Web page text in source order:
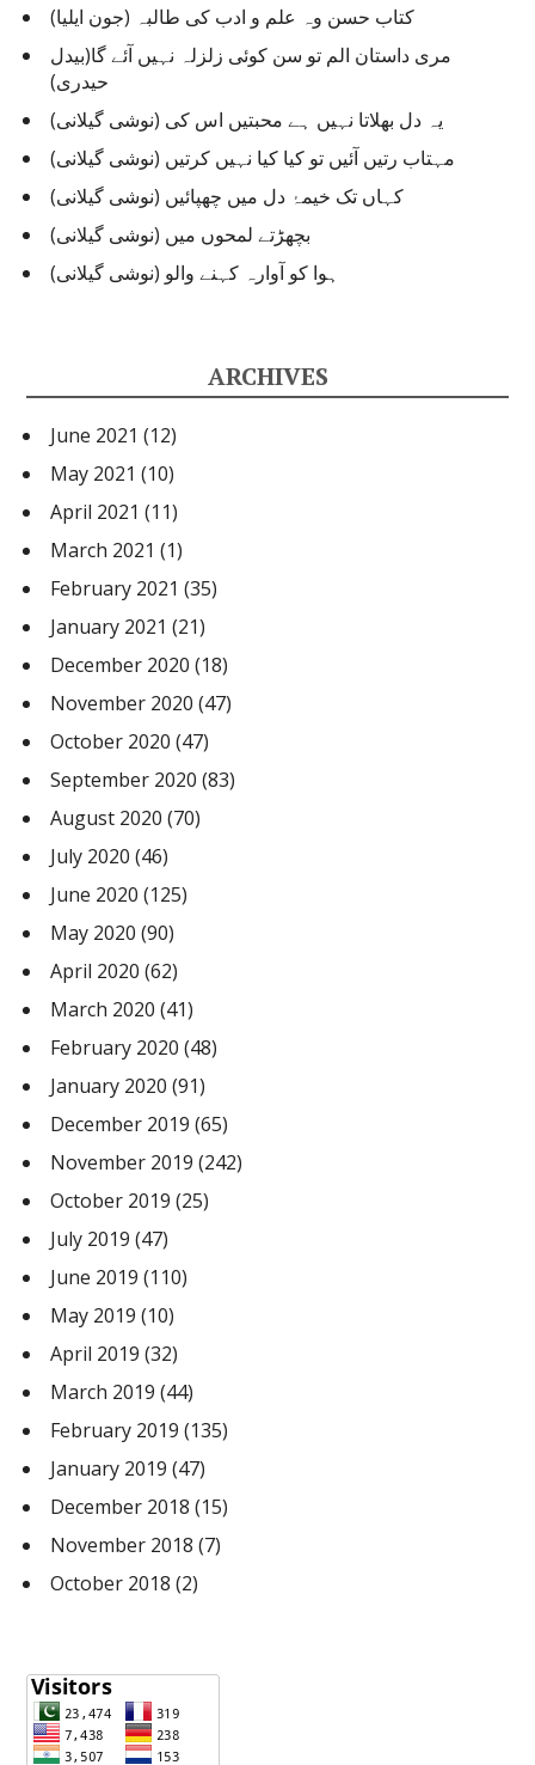
کتاب حسن وہ علم و ادب کی طالبہ (جون ایلیا)
مری داستان الم تو سن کوئی زلزلہ نہیں آئے گا(بیدل
حیدری)
یہ دل بھلاتا نہیں ہے محبتیں اس کی (نوشی گیلانی)
مہتاب رتیں آئیں تو کیا کیا نہیں کرتیں (نوشی گیلانی)
کہاں تک خیمۂ دل میں چھپائیں (نوشی گیلانی)
بچھڑتے لمحوں میں (نوشی گیلانی)
ہوا کو آوارہ کہنے والو (نوشی گیلانی)
ARCHIVES
June 2021 (12)
May 2021 (10)
April 2021 (11)
March 2021 (1)
February 2021 (35)
January 2021 (21)
December 2020 (18)
November 2020 (47)
October 2020 (47)
September 2020 (83)
August 2020 (70)
July 2020 (46)
June 2020 (125)
May 2020 (90)
April 2020 (62)
March 2020 (41)
February 2020 (48)
January 2020 (91)
December 2019 (65)
November 2019 (242)
October 2019 (25)
July 2019 (47)
June 2019 (110)
May 2019 (10)
April 2019 (32)
March 2019 (44)
February 2019 (135)
January 2019 (47)
December 2018 (15)
November 2018 (7)
October 2018 (2)